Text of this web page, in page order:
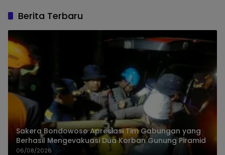
Berita Terbaru
Sakera Bondowoso Apresiasi Tim Gabungan yang
Berhasil Mengevakuasi Dua Korban Gunung Piramid
06/08/2026